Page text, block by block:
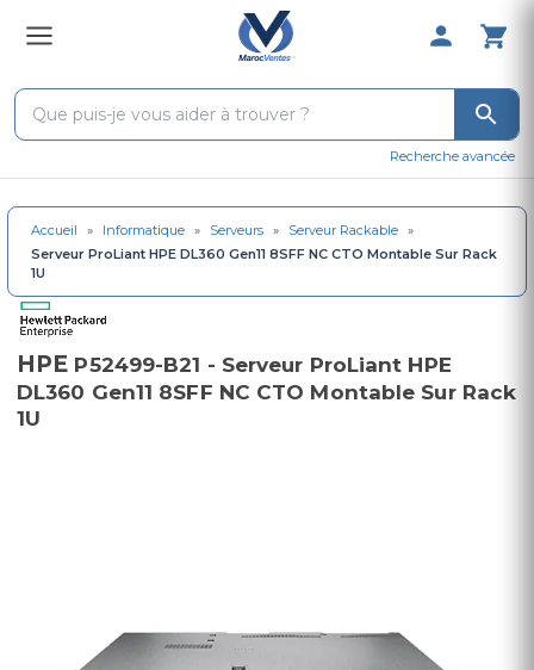
0 Produit
Recherche avancée
Accueil » Informatique » Serveurs » Serveur Rackable »
Serveur ProLiant HPE DL360 Gen11 8SFF NC CTO Montable Sur Rack
1U
HPE P52499-B21 - Serveur ProLiant HPE
DL360 Gen11 8SFF NC CTO Montable Sur Rack
1U